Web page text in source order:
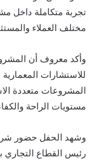
تجربة متكاملة داخل
مختلف العملاء
للاستشارات
المشروعات متعددة
مستويات الراحة
وشهد الحفل حضور
رئيس القطاع التجاري